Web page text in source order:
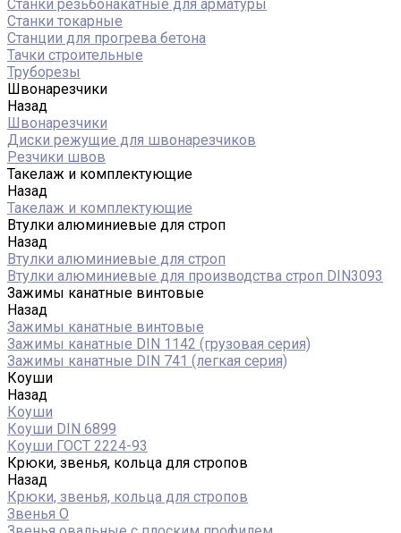
Станки резьбонакатные для арматуры
Станки токарные
Станции для прогрева бетона
Тачки строительные
Труборезы
Швонарезчики
Назад
Швонарезчики
Диски режущие для швонарезчиков
Резчики швов
Такелаж и комплектующие
Назад
Такелаж и комплектующие
Втулки алюминиевые для строп
Назад
Втулки алюминиевые для строп
Втулки алюминиевые для производства строп DIN3093
Зажимы канатные винтовые
Назад
Зажимы канатные винтовые
Зажимы канатные DIN 1142 (грузовая серия)
Зажимы канатные DIN 741 (легкая серия)
Коуши
Назад
Коуши
Коуши DIN 6899
Коуши ГОСТ 2224-93
Крюки, звенья, кольца для стропов
Назад
Крюки, звенья, кольца для стропов
Звенья О